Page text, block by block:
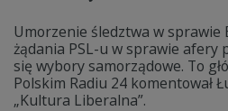
Umorzenie śledztwa w sprawie
żądania PSL-u w sprawie afery
się wybory samorządowe. To
Polskim Radiu 24 komentował
„Kultura Liberalna”.